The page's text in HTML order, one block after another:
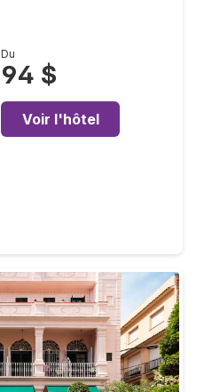
Du
94 $
Voir l'hôtel